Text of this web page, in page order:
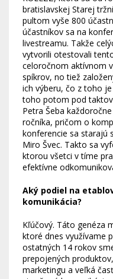
bratislavskej Starej
pultom vyše 800
účastníkov sa na
livestreamu. Takže
vytvorili otestovali
celoročnom aktívnom
spíkrov, no tiež
ich výberu, čo z toho
toho potom pod
Petra Šeba
ročníka, pričom o
konferencie sa starajú
Miro Švec. Takto sa
ktorou všetci v tíme
efektívne
Aký podiel na
komunikácia?
Kľúčový. Táto genéza
ktoré dnes využívame
ostatných 14 rokov
prepojených
marketingu a veľká